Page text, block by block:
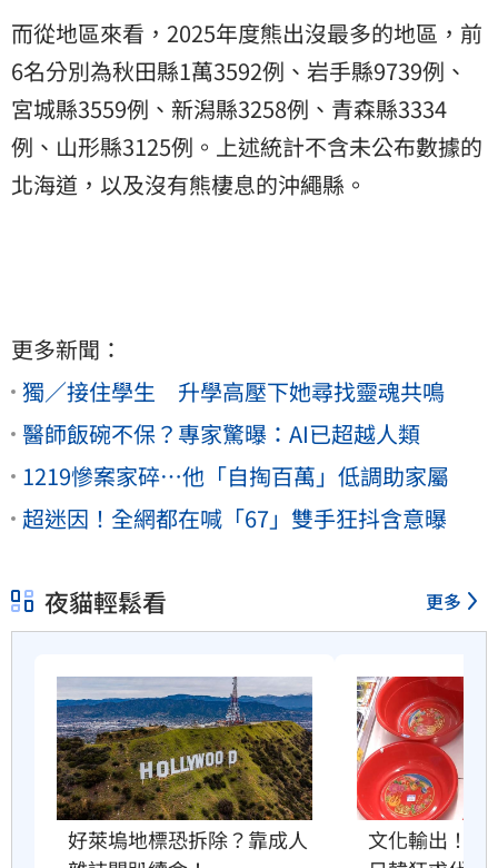
而從地區來看，2025年度熊出沒最多的地區，前
6名分別為秋田縣1萬3592例、岩手縣9739例、
宮城縣3559例、新潟縣3258例、青森縣3334
例、山形縣3125例。上述統計不含未公布數據的
北海道，以及沒有熊棲息的沖繩縣。
更多新聞：
獨／接住學生 升學高壓下她尋找靈魂共鳴
醫師飯碗不保？專家驚曝：AI已超越人類
1219慘案家碎…他「自掏百萬」低調助家屬
超迷因！全網都在喊「67」雙手狂抖含意曝
夜貓輕鬆看 更多
好萊塢地標恐拆除？靠成人
文化輸出！台